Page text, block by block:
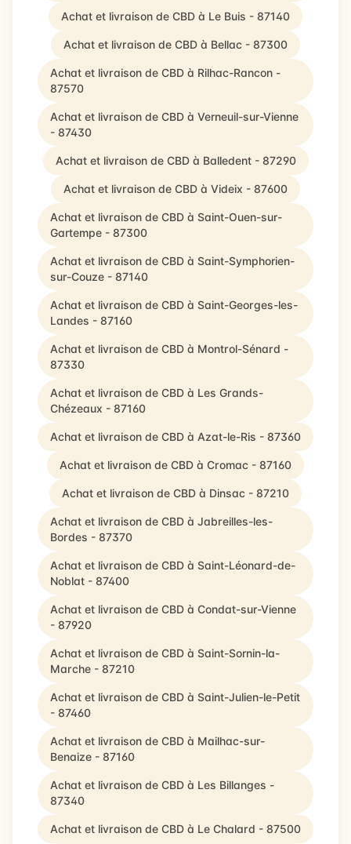
Achat et livraison de CBD à Le Buis - 87140
Achat et livraison de CBD à Bellac - 87300
Achat et livraison de CBD à Rilhac-Rancon -
87570
Achat et livraison de CBD à Verneuil-sur-Vienne
- 87430
Achat et livraison de CBD à Balledent - 87290
Achat et livraison de CBD à Videix - 87600
Achat et livraison de CBD à Saint-Ouen-sur-
Gartempe - 87300
Achat et livraison de CBD à Saint-Symphorien-
sur-Couze - 87140
Achat et livraison de CBD à Saint-Georges-les-
Landes - 87160
Achat et livraison de CBD à Montrol-Sénard -
87330
Achat et livraison de CBD à Les Grands-
Chézeaux - 87160
Achat et livraison de CBD à Azat-le-Ris - 87360
Achat et livraison de CBD à Cromac - 87160
Achat et livraison de CBD à Dinsac - 87210
Achat et livraison de CBD à Jabreilles-les-
Bordes - 87370
Achat et livraison de CBD à Saint-Léonard-de-
Noblat - 87400
Achat et livraison de CBD à Condat-sur-Vienne
- 87920
Achat et livraison de CBD à Saint-Sornin-la-
Marche - 87210
Achat et livraison de CBD à Saint-Julien-le-Petit
- 87460
Achat et livraison de CBD à Mailhac-sur-
Benaize - 87160
Achat et livraison de CBD à Les Billanges -
87340
Achat et livraison de CBD à Le Chalard - 87500